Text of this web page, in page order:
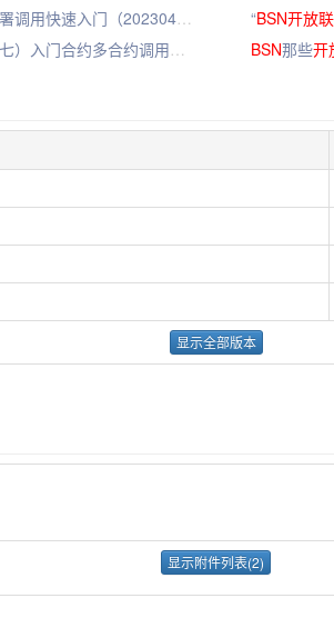
【线上】BSN-DDC基础网络应用合约部署调用快速入门（20230426）
【线上】BSN-DDC应用合约解读系列（七）入门合约多合约调用结构合约讲解（20230420）
“BSN开放
BSN那些开
显示全部版本
显示附件列表(2)